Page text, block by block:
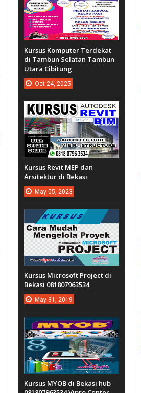
Kursus Komputer Terdekat
di Tambun Selatan Tambun
Utara Cibitung
Oct 24, 2025
Kursus Revit MEP dan
Arsitektur di Bekasi
May 05, 2023
Kursus Microsoft Project di
Bekasi 081807963534
May 31, 2019
Kursus MYOB di Bekasi hub